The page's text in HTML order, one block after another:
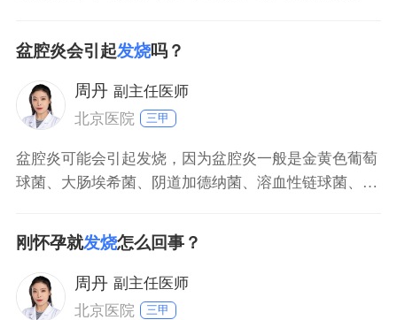
取温水擦浴、局部冰敷，进行物理降温，饮食上需要给
予其高营养、高蛋白食物的摄入。对于发热明显者，还
可在医生指导下应用布洛芬颗粒、对乙酰氨基酚片等非
甾体抗炎药
盆腔炎会引起发烧吗？
周丹 副主任医师
北京医院
三甲
盆腔炎可能会引起发烧，因为盆腔炎一般是金黄色葡萄
球菌、大肠埃希菌、阴道加德纳菌、溶血性链球菌、沙
者可能会出现轻重程度不一的发烧症状。患者还可能会
出现下腹部疼痛、阴道分泌物增多、异常阴道出血、头
痛，以及食欲不振等症状。如果处于月经期时盆腔炎发
作，还可能会
刚怀孕就发烧怎么回事？
周丹 副主任医师
北京医院
三甲